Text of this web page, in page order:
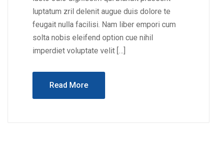
luptatum zril delenit augue duis dolore te
feugait nulla facilisi. Nam liber empori cum
solta nobis eleifend option cue nihil
imperdiet voluptate velit […]
Read More